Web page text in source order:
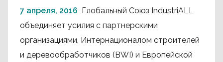
7 апреля, 2016 Глобальный Союз IndustriALL
объединяет усилия с партнерскими
организациями, Интернационалом строителей
и деревообработчиков (BWI) и Европейской